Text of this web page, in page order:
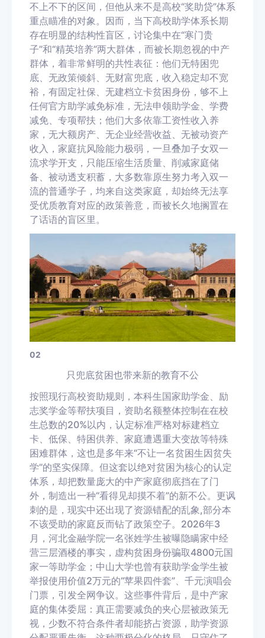
不上不下的区间，但他从来不是高校“奖助贷”体系
重点瞄准的对象。因而，当下高校助学体系长期
存在明显的结构性盲区，讨论集中在“寒门贵
子”和“精英培养”两大群体，而被长期忽视的中产
群体，着非常鲜明的共性表征 ：他们无特困兜
底、无政策倾斜、无财富兜底，收入稳定却不宽
裕，有固定社保、无建档立卡贫困身份，够不上
任何官方助学减免标准，无法申领助学金、学费
减免、专项帮扶；他们大多依靠工资性收入养
家，无大额房产、无企业经营收益、无被动资产
收入，家庭抗风险能力极弱，一旦叠加子女双一
流求学开支，只能压缩生活质量、削减家庭储
备、被动透支积蓄，大多数靠原生努力考入双一
流的普通学子，均来自这类家庭，却始终无法享
受优质教育对应的政策善意，而被长久地搁置在
了话语的盲区里。
02
只兜底贫困也带来新的教育不公
按照现行高校资助规则，本科生国家助学金、励
志奖学金等帮扶项目，资助名额整体控制在在校
生总数的20%以内，认定标准严格对标建档立
卡、低保、特困供养、家庭遭遇重大变故等特殊
困难群体，这也是多年来“不让一名贫困生因贫失
学”的坚实保障。但这套以绝对贫困为核心的认定
体系，却把数量庞大的中产家庭彻底挡在了门
外，制造出一种“看得见却摸不着”的新不公。更讽
刺的是，现实中还出现了资源错配的乱象,部分本
不该受助的家庭反而钻了政策空子。2026年3
月，河北金融学院一名张姓学生被曝隐瞒家中经
营三层酒楼的事实，虚构贫困身份骗取4800元国
家一等助学金；中山大学也曾有获助学金学生被
举报使用价值2万元的“苹果四件套”、千元演唱会
门票，引发全网争议。这些事件背后，是中产家
庭的集体委屈： 真正需要减负的夹心层被政策无
视，少数不符合条件者却能挤占资源，助学资源